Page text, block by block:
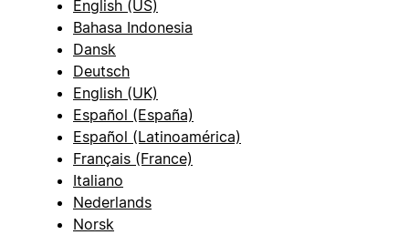
English (US)
Bahasa Indonesia
Dansk
Deutsch
English (UK)
Español (España)
Español (Latinoamérica)
Français (France)
Italiano
Nederlands
Norsk